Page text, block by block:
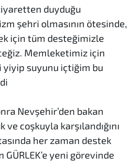
duyduğu
şehri olmasının ötesinde,
için tüm desteğimizle
Memleketimiz için
yiyip suyunu içtiğim bu
Nevşehir’den bakan
coşkuyla karşılandığını
her zaman destek
GÜRLEK’e yeni görevinde